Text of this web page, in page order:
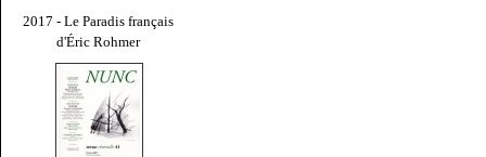
2017 - Le Paradis français
d'Éric Rohmer